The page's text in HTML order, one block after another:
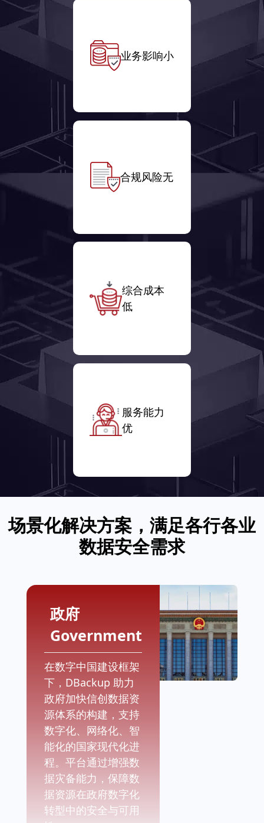
业务影响小
合规风险无
综合成本
低
服务能力
优
场景化解决方案，满足各行各业
数据安全需求
政府
Government
在数字中国建设框架
下，DBackup 助力
政府加快信创数据资
源体系的构建，支持
数字化、网络化、智
能化的国家现代化进
程。平台通过增强数
据灾备能力，保障数
据资源在政府数字化
转型中的安全与可用